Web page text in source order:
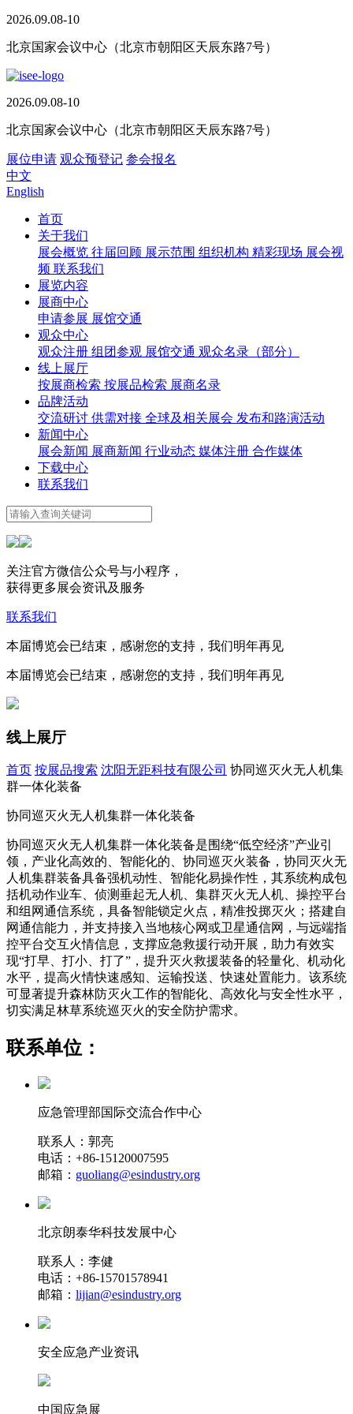
2026.09.08-10
北京国家会议中心（北京市朝阳区天辰东路7号）
2026.09.08-10
北京国家会议中心（北京市朝阳区天辰东路7号）
展位申请 观众预登记 参会报名
中文
English
首页
关于我们
展会概览 往届回顾 展示范围 组织机构 精彩现场 展会视
频 联系我们
展览内容
展商中心
申请参展 展馆交通
观众中心
观众注册 组团参观 展馆交通 观众名录（部分）
线上展厅
按展商检索 按展品检索 展商名录
品牌活动
交流研讨 供需对接 全球及相关展会 发布和路演活动
新闻中心
展会新闻 展商新闻 行业动态 媒体注册 合作媒体
下载中心
联系我们
关注官方微信公众号与小程序，
获得更多展会资讯及服务
联系我们
本届博览会已结束，感谢您的支持，我们明年再见
本届博览会已结束，感谢您的支持，我们明年再见
线上展厅
首页 按展品搜索 沈阳无距科技有限公司 协同巡灭火无人机集
群一体化装备
协同巡灭火无人机集群一体化装备
协同巡灭火无人机集群一体化装备是围绕“低空经济”产业引
领，产业化高效的、智能化的、协同巡灭火装备，协同灭火无
人机集群装备具备强机动性、智能化易操作性，其系统构成包
括机动作业车、侦测垂起无人机、集群灭火无人机、操控平台
和组网通信系统，具备智能锁定火点，精准投掷灭火；搭建自
网通信能力，并支持接入当地核心网或卫星通信网，与远端指
控平台交互火情信息，支撑应急救援行动开展，助力有效实
现“打早、打小、打了”，提升灭火救援装备的轻量化、机动化
水平，提高火情快速感知、运输投送、快速处置能力。该系统
可显著提升森林防灭火工作的智能化、高效化与安全性水平，
切实满足林草系统巡灭火的安全防护需求。
联系单位：
应急管理部国际交流合作中心
联系人：郭亮
电话：+86-15120007595
邮箱： guoliang@esindustry.org
北京朗泰华科技发展中心
联系人：李健
电话：+86-15701578941
邮箱： lijian@esindustry.org
安全应急产业资讯
中国应急展